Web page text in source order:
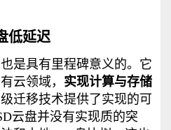
低延迟
是具有里程碑意义的。它
云领域， 实现计算与存储
迁移技术提供了实现的可
云盘并没有实现质的突